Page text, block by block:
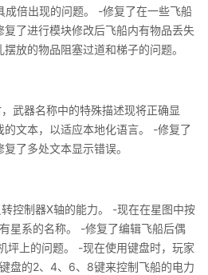
成倍出现的问题。 -修复了在一些飞船
复了进行模块修改后飞船内有物品丢失
放的物品阻塞过道和梯子的问题。
武器名称中的特殊描述现将正确显
文本，以适应本地化语言。 -修复了
了多处文本显示错误。
控制器X轴的能力。 -现在在星图中按
星系的名称。 -修复了编辑飞船后偶
坪上的问题。 -现在使用键盘时，玩家
盘的2、4、6、8键来控制飞船的电力